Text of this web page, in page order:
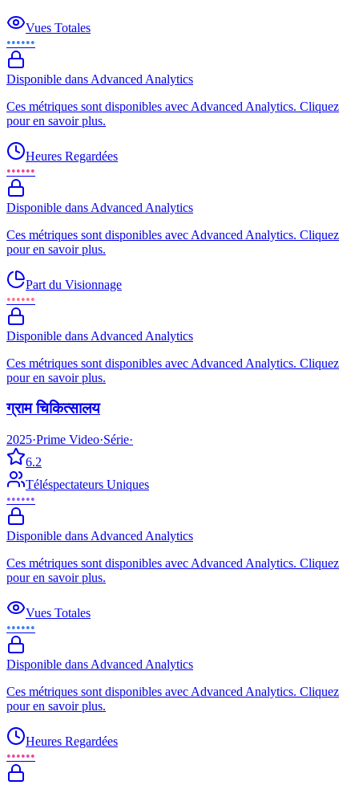
Vues Totales
••••••
Disponible dans Advanced Analytics
Ces métriques sont disponibles avec Advanced Analytics. Cliquez
pour en savoir plus.
Heures Regardées
••••••
Disponible dans Advanced Analytics
Ces métriques sont disponibles avec Advanced Analytics. Cliquez
pour en savoir plus.
Part du Visionnage
••••••
Disponible dans Advanced Analytics
Ces métriques sont disponibles avec Advanced Analytics. Cliquez
pour en savoir plus.
ग्राम चिकित्सालय
2025·Prime Video·Série·
6.2
Téléspectateurs Uniques
••••••
Disponible dans Advanced Analytics
Ces métriques sont disponibles avec Advanced Analytics. Cliquez
pour en savoir plus.
Vues Totales
••••••
Disponible dans Advanced Analytics
Ces métriques sont disponibles avec Advanced Analytics. Cliquez
pour en savoir plus.
Heures Regardées
••••••